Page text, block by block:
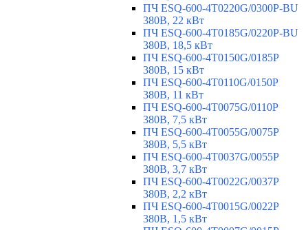
ПЧ ESQ-600-4T0220G/0300P-BU
380В, 22 кВт
ПЧ ESQ-600-4T0185G/0220P-BU
380В, 18,5 кВт
ПЧ ESQ-600-4T0150G/0185P
380В, 15 кВт
ПЧ ESQ-600-4T0110G/0150P
380В, 11 кВт
ПЧ ESQ-600-4T0075G/0110P
380В, 7,5 кВт
ПЧ ESQ-600-4T0055G/0075P
380В, 5,5 кВт
ПЧ ESQ-600-4T0037G/0055P
380В, 3,7 кВт
ПЧ ESQ-600-4T0022G/0037P
380В, 2,2 кВт
ПЧ ESQ-600-4T0015G/0022P
380В, 1,5 кВт